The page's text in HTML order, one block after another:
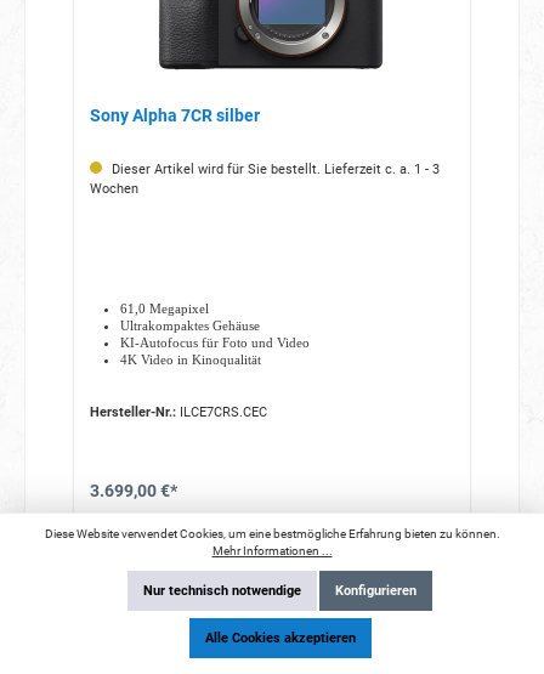
Sony Alpha 7CR silber
Dieser Artikel wird für Sie bestellt. Lieferzeit c. a. 1 - 3
Wochen
61,0 Megapixel
Ultrakompaktes Gehäuse
KI-Autofocus für Foto und Video
4K Video in Kinoqualität
Hersteller-Nr.:ILCE7CRS.CEC
3.699,00 €*
Mehr Informationen mit Klick aufs Bild
In den Warenkorb
Diese Website verwendet Cookies, um eine bestmögliche Erfahrung bieten zu können.
Mehr Informationen ...
Nur technisch notwendige Konfigurieren
Alle Cookies akzeptieren